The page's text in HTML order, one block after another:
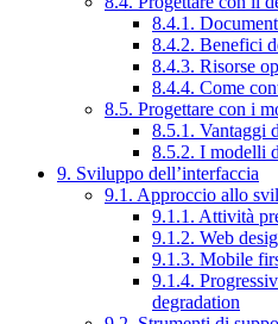
8.4.1.
8.4.2. Benefici
8.4.3. Risorse
8.4.4. Come
8.5. Progettare con i
8.5.1. Vantaggi
8.5.2. I modelli
9. Sviluppo dell’interfaccia
9.1. Approccio allo
9.1.1. Attività
9.1.2. Web
9.1.3. Mobile
9.1.4.
degradation